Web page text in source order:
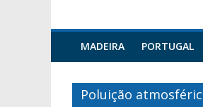
MADEIRA PORTUGAL
Poluição